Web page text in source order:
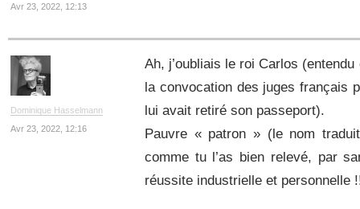
Avr 23, 2022, 12:13
Dominique Hasselmann
Avr 23, 2022, 12:16
Ah, j’oubliais le roi Carlos
la convocation des juges français
lui avait retiré son passeport).
Pauvre « patron » (le nom
comme tu l’as bien relevé, par
réussite industrielle et personnelle